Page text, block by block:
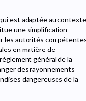
est adaptée au contexte
une simplification
les autorités compétentes
en matière de
général de la
des rayonnements
dangereuses de la